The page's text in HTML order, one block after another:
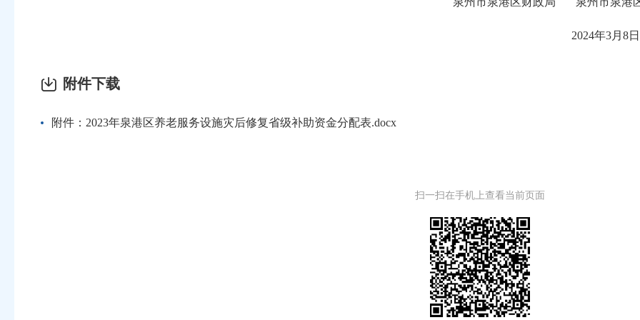
2024年3月 8日
附件下载
附件：2023年泉港区养老服务设施灾后修复省级补助资金分配表.docx
扫一扫在手机上查看当前页面